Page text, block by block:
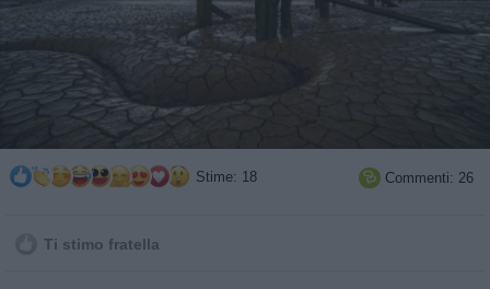
Stime: 18  Commenti: 26
Ti stimo fratella